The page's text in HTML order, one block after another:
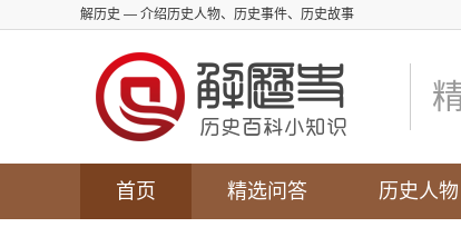
解历史 — 介绍历史人物、历史事件、历史故事
首页 精选问答 历史人物